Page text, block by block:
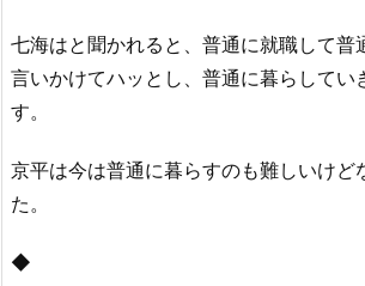
七海はと聞かれると、普通に就職して普
言いかけてハッとし、普通に暮らしてい
す。
京平は今は普通に暮らすのも難しいけど
た。
◆